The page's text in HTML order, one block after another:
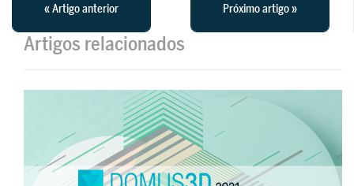
« Artigo anterior Próximo artigo »
Artigos relacionados